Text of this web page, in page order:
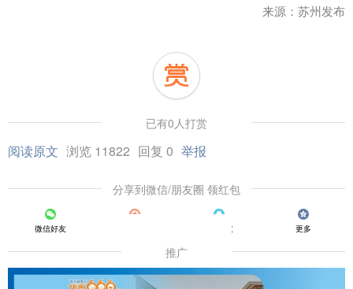
来源：苏州发布
已有0人打赏
阅读原文 浏览 11822 回复 0 举报
分享到微信/朋友圈 领红包
微信好友 QQ好友 更多
推广